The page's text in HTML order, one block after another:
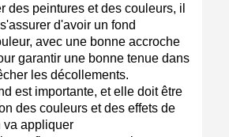
des peintures et des couleurs, il
d'avoir un fond
avec une bonne accroche
garantir une bonne tenue dans
les décollements.
est importante, et elle doit être
des couleurs et des effets de
va appliquer